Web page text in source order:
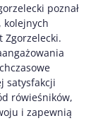
poznał
kolejnych
Zgorzelecki.
satysfakcji
rówieśników,
i zapewnią